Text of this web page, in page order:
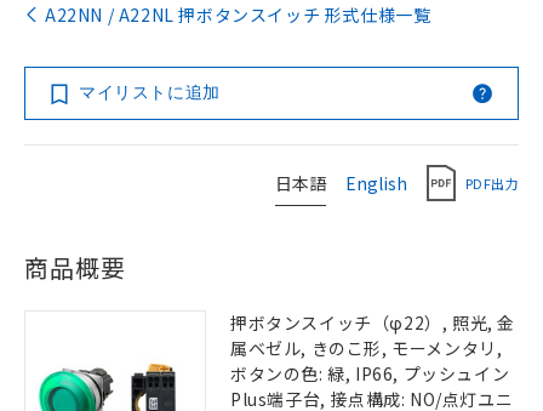
A22NN / A22NL 押ボタンスイッチ 形式仕様一覧
マイリストに追加
日本語 English PDF出力
商品概要
押ボタンスイッチ（φ22）, 照光, 金
属ベゼル, きのこ形, モーメンタリ,
ボタンの色: 緑, IP66, プッシュイン
Plus端子台, 接点構成: NO/点灯ユニ